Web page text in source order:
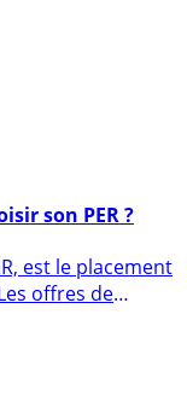
son PER ?
offres de